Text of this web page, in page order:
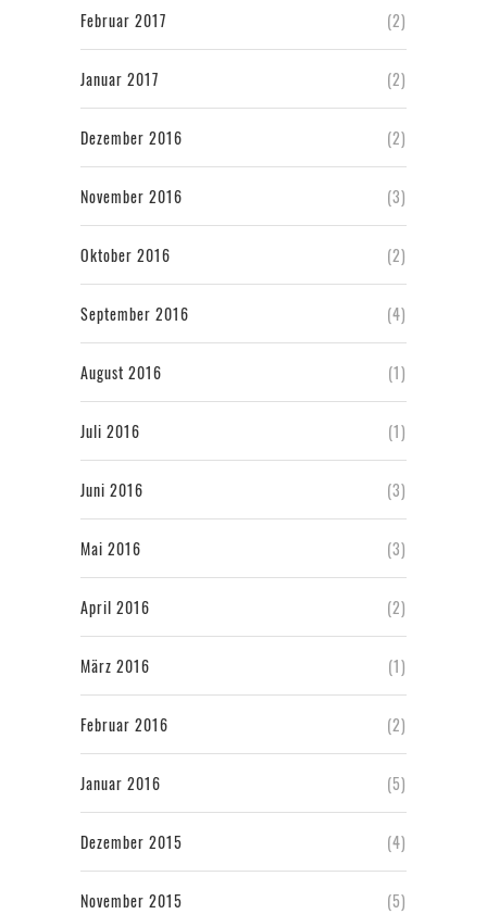
Februar 2017 (2)
Januar 2017 (2)
Dezember 2016 (2)
November 2016 (3)
Oktober 2016 (2)
September 2016 (4)
August 2016 (1)
Juli 2016 (1)
Juni 2016 (3)
Mai 2016 (3)
April 2016 (2)
März 2016 (1)
Februar 2016 (2)
Januar 2016 (5)
Dezember 2015 (4)
November 2015 (5)